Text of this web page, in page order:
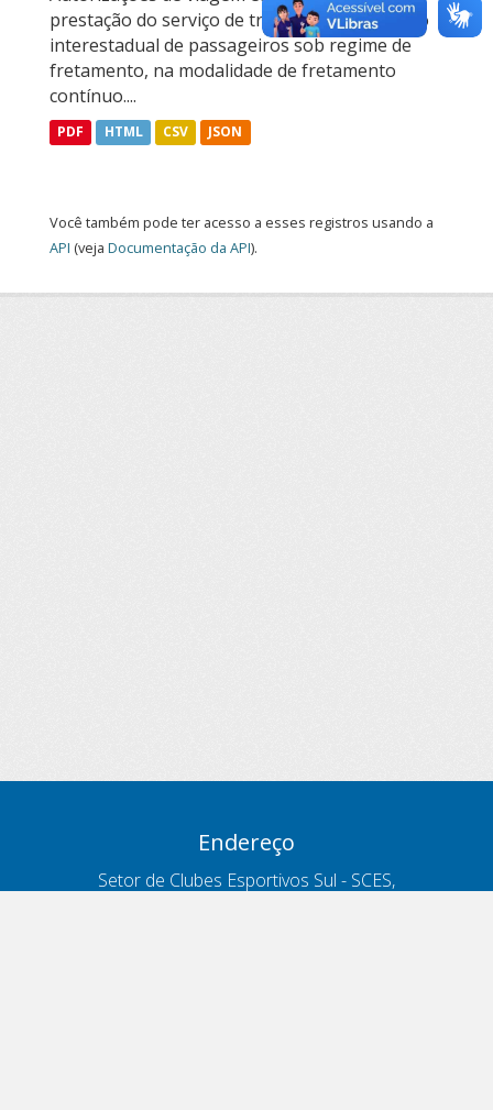
prestação do serviço de transporte rodoviário
interestadual de passageiros sob regime de
fretamento, na modalidade de fretamento
contínuo....
PDF HTML CSV JSON
Você também pode ter acesso a esses registros usando a
API (veja Documentação da API).
Endereço
Setor de Clubes Esportivos Sul - SCES,